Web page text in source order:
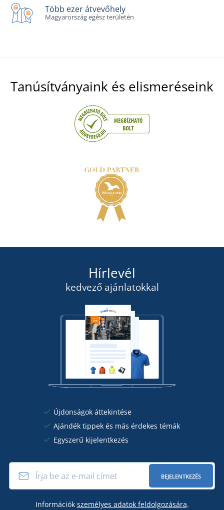
Több ezer átvevőhely
Magyarország egész területén
Tanúsítványaink és elismeréseink
Hírlevél
kedvező ajánlatokkal
Újdonságok áttekintése
Ajándék tippek és más érdekes témák
Egyszerű kijelentkezés
BEJELENTKEZÉS
Információk személyes adatok feldolgozására.